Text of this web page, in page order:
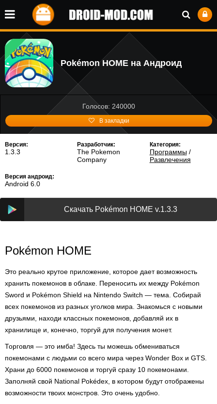
Pokémon HOME на Андроид
Голосов: 240000
В закладки
Версия:
1.3.3
Разработчик:
The Pokemon
Company
Категория:
Программы/
Развлечения
Версия андроид:
Android 6.0
Скачать Pokémon HOME v.1.3.3
Pokémon HOME
Это реально крутое приложение, которое дает возможность
хранить покемонов в облаке. Переносить их между Pokémon
Sword и Pokémon Shield на Nintendo Switch — тема. Собирай
всех покемонов из разных уголков мира. Знакомься с новыми
друзьями, находи классных покемонов, добавляй их в
хранилище и, конечно, торгуй для получения монет.
Торговля — это имба! Здесь ты можешь обмениваться
покемонами с людьми со всего мира через Wonder Box и GTS.
Храни до 6000 покемонов и торгуй сразу 10 покемонами.
Заполняй свой National Pokédex, в котором будут отображены
возможности твоих монстров. Это очень удобно.